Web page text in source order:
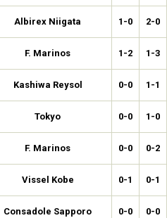
Albirex Niigata 1-0 2-0
F. Marinos 1-2 1-3
Kashiwa Reysol 0-0 1-1
Tokyo 0-0 1-0
F. Marinos 0-0 0-2
Vissel Kobe 0-1 0-1
Consadole Sapporo 0-0 0-0